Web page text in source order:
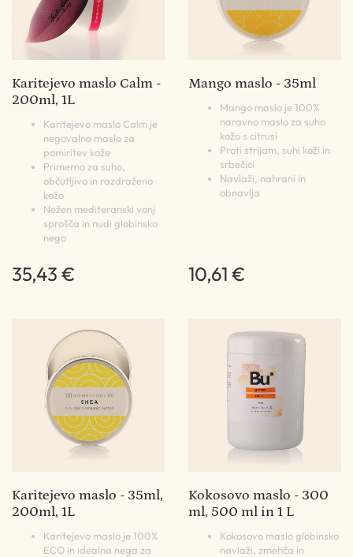
Karitejevo maslo Calm -
200ml, 1L
Karitejevo maslo Calm je
negovalno maslo za
pomiritev kože
Primerno za suho,
občutljivo in razdraženo
kožo
Nežen mediteranski vonj
sprošča in nudi globinsko
nego
35,43 €
Mango maslo - 35ml
Mango maslo je 100%
naravno maslo za suho
kožo s citrusi
Proti strijam, suhi koži in
srbečici
Navlaži, nahrani in
obnavlja
10,61 €
Karitejevo maslo - 35ml,
200ml, 1L
Karitejevo maslo je 100%
ECO in idealna nega za
Kokosovo maslo - 300
ml, 500 ml in 1 L
Kokosovo maslo globinsko
navlaži, zmehča in